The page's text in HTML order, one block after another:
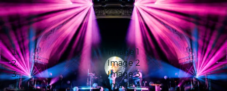
Image 1
Image 2
Image 3
Image 4